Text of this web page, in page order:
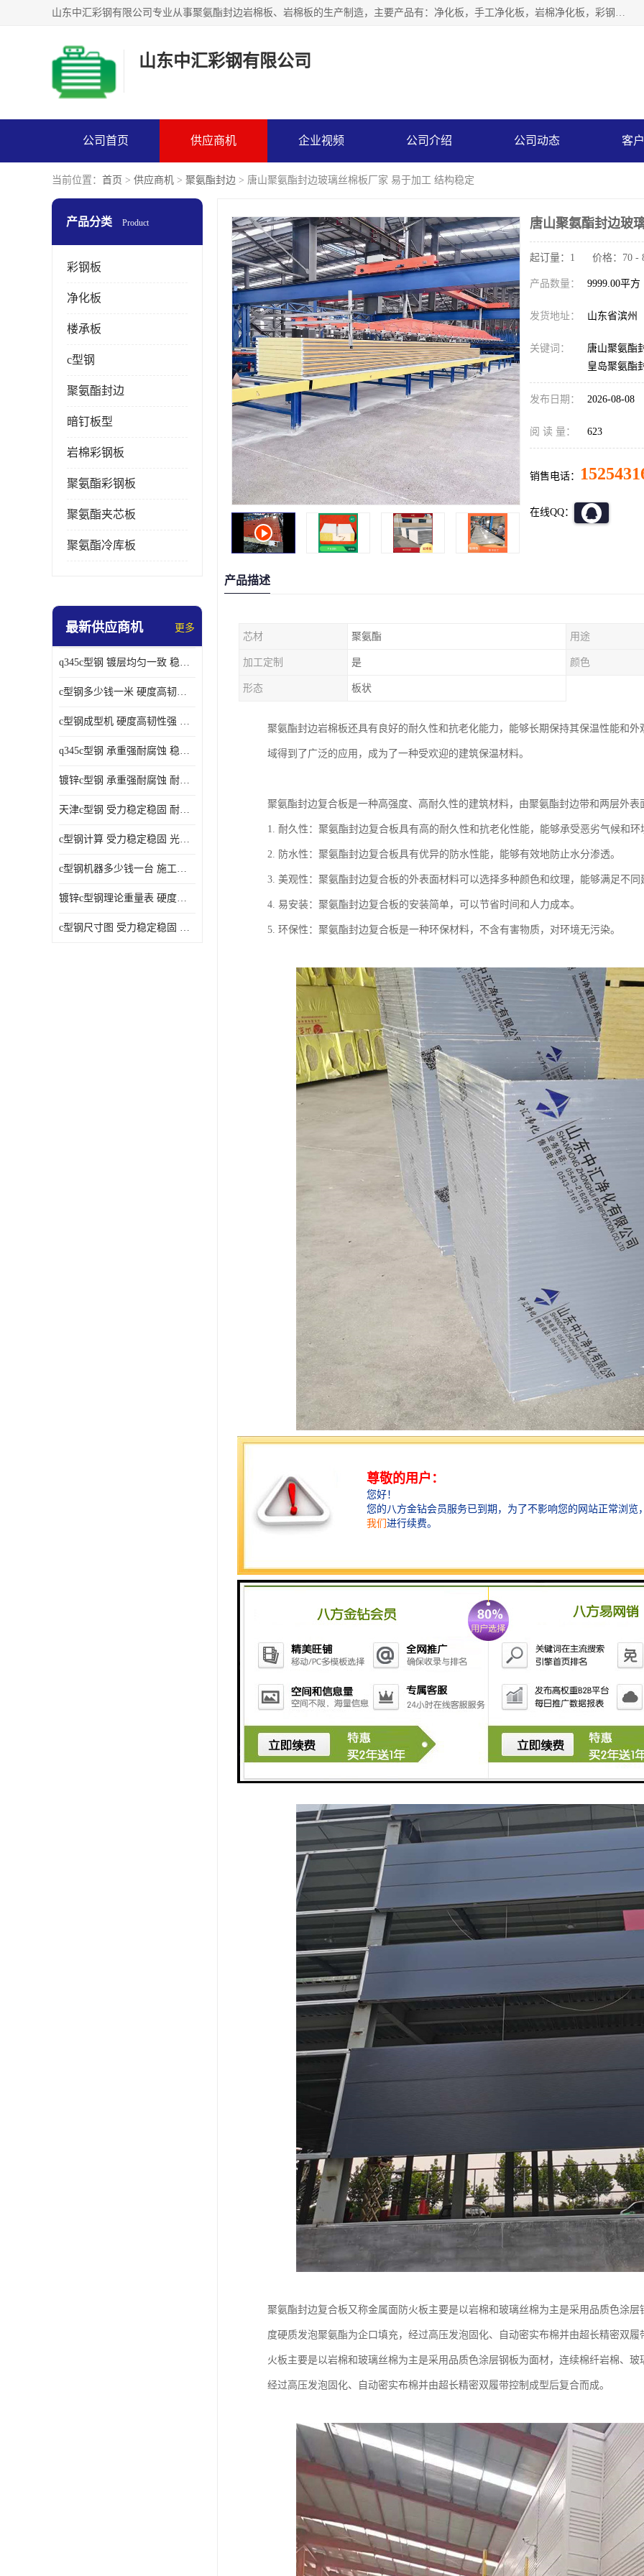
山东中汇彩钢有限公司专业从事聚氨酯封边岩棉板、岩棉板的生产制造，主要产品有：净化板，手工净化板，岩棉净化板，彩钢板，聚氨酯封边岩棉复合板，聚氨酯封边岩棉夹芯板。
山东中汇彩钢有限公司
公司首页 供应商机 企业视频 公司介绍 公司动态 客
当前位置： 首页 > 供应商机 > 聚氨酯封边 > 唐山聚氨酯封边玻璃丝棉板厂家 易于加工 结构稳定
产品分类 Product
彩钢板
净化板
楼承板
c型钢
聚氨酯封边
暗钉板型
岩棉彩钢板
聚氨酯彩钢板
聚氨酯夹芯板
聚氨酯冷库板
最新供应商机 更多
q345c型钢 镀层均匀一致 稳重支撑承载力大
c型钢多少钱一米 硬度高韧性强 光洁无毛刺
c型钢成型机 硬度高韧性强 防腐耐蚀性能好
q345c型钢 承重强耐腐蚀 稳重支撑承载力大
镀锌c型钢 承重强耐腐蚀 耐腐蚀 耐高温
天津c型钢 受力稳定稳固 耐腐蚀 耐高温
c型钢计算 受力稳定稳固 光洁无毛刺
c型钢机器多少钱一台 施工方便简单 稳重支撑承载力大
镀锌c型钢理论重量表 硬度高韧性强 光洁无毛刺
c型钢尺寸图 受力稳定稳固 光洁无毛刺
唐山聚氨酯封边玻
起订量：1 价格：70 -
产品数量： 9999.00平方
发货地址： 山东省滨州
关键词：
唐山聚氨酯
皇岛聚氨酯
发布日期： 2026-08-08
阅 读 量： 623
销售电话：
在线QQ：
产品描述
芯材 聚氨酯 用途
加工定制 是 颜色
形态 板状
聚氨酯封边岩棉板还具有良好的耐久性和抗老化能力，能够长期保持其保温性能和
域得到了广泛的应用，成为了一种受欢迎的建筑保温材料。
聚氨酯封边复合板是一种高强度、高耐久性的建筑材料，由聚氨酯封边带和两层外
1. 耐久性：聚氨酯封边复合板具有高的耐久性和抗老化性能，能够承受恶劣气候和环
2. 防水性：聚氨酯封边复合板具有优异的防水性能，能够有效地防止水分渗透。
3. 美观性：聚氨酯封边复合板的外表面材料可以选择多种颜色和纹理，能够满足不同
4. 易安装：聚氨酯封边复合板的安装简单，可以节省时间和人力成本。
5. 环保性：聚氨酯封边复合板是一种环保材料，不含有害物质，对环境无污染。
1. 耐磨性：聚氨酯封边具有出色的耐磨性，能够抵御家具表面受到的摩擦和磨损。
3. 耐温性：聚氨酯封边能够耐受一定温度范围内的高温，不易变形或熔化。
4. 美观性：聚氨酯封边可以根据不同的颜色和纹路，与家具表面相协调，使家具更加
5. 易于加工：聚氨酯封边易于加工、切割和安装，可以根据不同的家具形状和尺寸进
重新生成
聚氨酯封边复合板又称金属面防火板主要是以岩棉和玻璃丝棉为主是采用品质色涂
度硬质发泡聚氨酯为企口填充，经过高压发泡固化、自动密实布棉并由超长精密双
火板主要是以岩棉和玻璃丝棉为主是采用品质色涂层钢板为面材，连续棉纤岩棉、
经过高压发泡固化、自动密实布棉并由超长精密双履带控制成型后复合而成。